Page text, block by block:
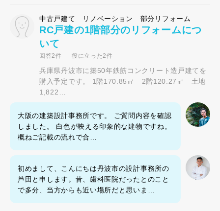
中古戸建て リノベーション 部分リフォーム
RC戸建の1階部分のリフォームにつ
いて
回答2件 役に立った2件
兵庫県丹波市に築50年鉄筋コンクリート造戸建てを
購入予定です。 1階170.85㎡ 2階120.27㎡ 土地
1,822…
大阪の建築設計事務所です。 ご質問内容を確認
しました。 白色が映える印象的な建物ですね。
概ねご記載の流れで合…
初めまして、こんにちは丹波市の設計事務所の
芦田と申します。昔、歯科医院だったとのこと
で多分、当方からも近い場所だと思いま…